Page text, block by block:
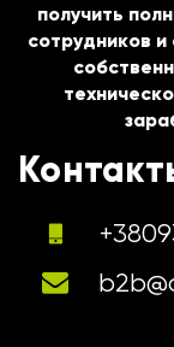
получить
сотрудников